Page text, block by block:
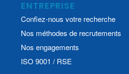
ENTREPRISE
Confiez-nous votre recherche
Nos méthodes de recrutements
Nos engagements
ISO 9001 / RSE